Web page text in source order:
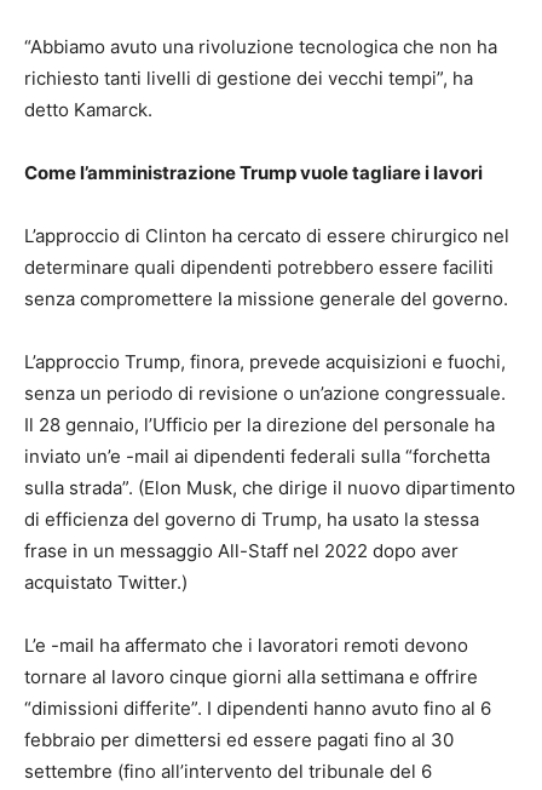
“Abbiamo avuto una rivoluzione tecnologica che non ha
richiesto tanti livelli di gestione dei vecchi tempi”, ha
detto Kamarck.
Come l’amministrazione Trump vuole tagliare i lavori
L’approccio di Clinton ha cercato di essere chirurgico nel
determinare quali dipendenti potrebbero essere faciliti
senza compromettere la missione generale del governo.
L’approccio Trump, finora, prevede acquisizioni e fuochi,
senza un periodo di revisione o un’azione congressuale.
Il 28 gennaio, l’Ufficio per la direzione del personale ha
inviato un’e -mail ai dipendenti federali sulla “forchetta
sulla strada”. (Elon Musk, che dirige il nuovo dipartimento
di efficienza del governo di Trump, ha usato la stessa
frase in un messaggio All-Staff nel 2022 dopo aver
acquistato Twitter.)
L’e -mail ha affermato che i lavoratori remoti devono
tornare al lavoro cinque giorni alla settimana e offrire
“dimissioni differite”. I dipendenti hanno avuto fino al 6
febbraio per dimettersi ed essere pagati fino al 30
settembre (fino all’intervento del tribunale del 6